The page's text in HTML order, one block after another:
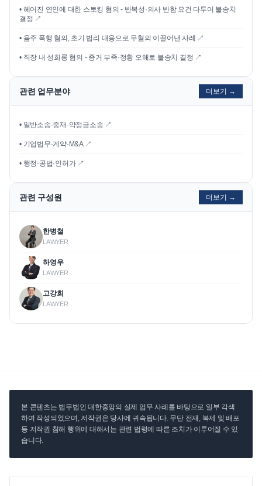
• 헤어진 연인에 대한 스토킹 혐의 - 반복성·의사 반함 요건 다투어 불송치
결정 ↗
• 음주 폭행 혐의, 초기 법리 대응으로 무혐의 이끌어낸 사례 ↗
• 직장 내 성희롱 혐의 - 증거 부족·정황 오해로 불송치 결정 ↗
관련 업무분야 더보기 →
• 일반소송·중재·약정금소송 ↗
• 기업법무·계약·M&A ↗
• 행정·공법·인허가 ↗
관련 구성원 더보기 →
한병철
LAWYER
하영우
LAWYER
고강희
LAWYER
본 콘텐츠는 법무법인 대한중앙의 실제 업무 사례를 바탕으로 일부 각색
하여 작성되었으며, 저작권은 당사에 귀속됩니다. 무단 전재, 복제 및 배포
등 저작권 침해 행위에 대해서는 관련 법령에 따른 조치가 이루어질 수 있
습니다.